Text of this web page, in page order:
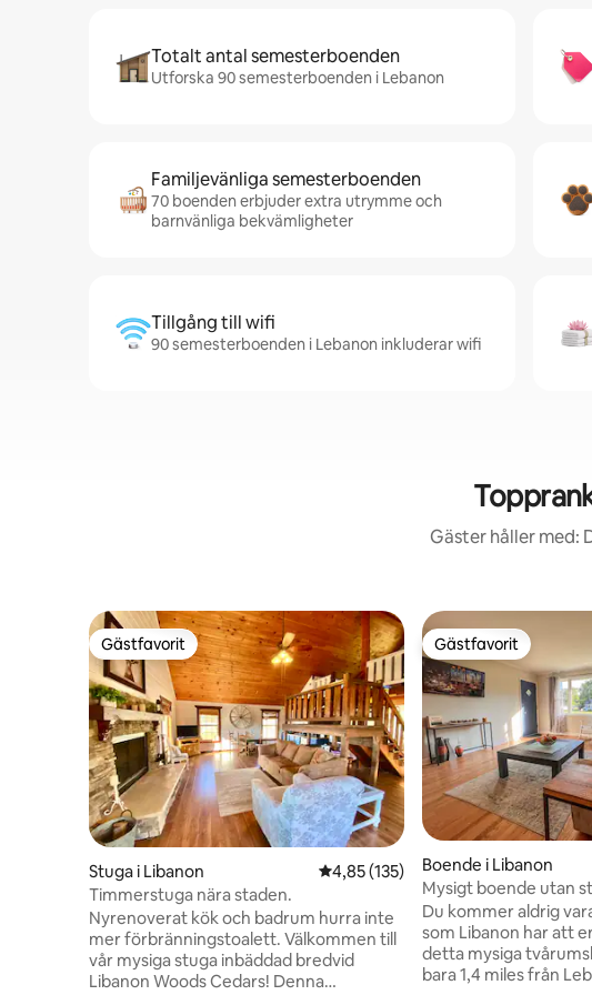
Totalt antal semesterboenden
Utforska 90 semesterboenden i Lebanon
Familjevänliga semesterboenden
70 boenden erbjuder extra utrymme och
barnvänliga bekvämligheter
Tillgång till wifi
90 semesterboenden i Lebanon inkluderar wifi
Gäster håller med:
Gästfavorit
Gästfavorit
Stuga i Libanon 4,85 av 5 i genomsnittligt betyg,
4,85 (135)
Timmerstuga nära staden.
Nyrenoverat kök och badrum hurra inte
mer förbränningstoalett. Välkommen till
vår mysiga stuga inbäddad bredvid
Libanon Woods Cedars! Denna
Gästfavorit
Gästfavorit
Boende i Libanon
Mysigt boende utan
av Libanon
Du kommer aldrig
som Libanon har att
detta mysiga
bara 1,4 miles från